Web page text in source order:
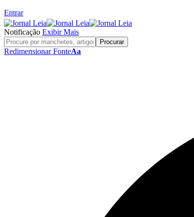
Entrar
Notificação Exibir Mais
Redimensionar FonteAa